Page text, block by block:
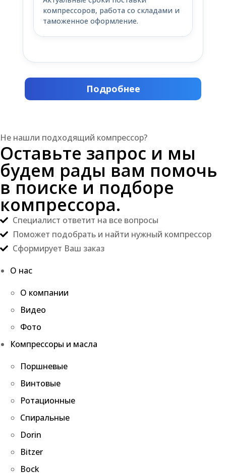
компрессоров, работа со складами и
таможенное оформление.
Подробнее
Не нашли подходящий компрессор?
Оставьте запрос и мы
будем рады вам помочь
в поиске и подборе
компрессора.
Специалист ответит на все вопросы
Поможет подобрать и найти нужный компрессор
Сформирует Ваш заказ
О нас
О компании
Видео
Фото
Компрессоры и масла
Поршневые
Винтовые
Ротационные
Спиральные
Dorin
Bitzer
Bock